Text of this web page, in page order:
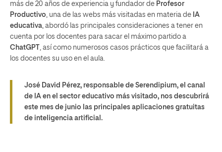
más de 20 años de experiencia y fundador de Profesor
Productivo, una de las webs más visitadas en materia de IA
educativa, abordó las principales consideraciones a tener en
cuenta por los docentes para sacar el máximo partido a
ChatGPT , así como numerosos casos prácticos que facilitará a
los docentes su uso en el aula.
José David Pérez, responsable de Serendipium, el canal
de IA en el sector educativo más visitado, nos descubrirá
este mes de junio las principales aplicaciones gratuitas
de inteligencia artificial.